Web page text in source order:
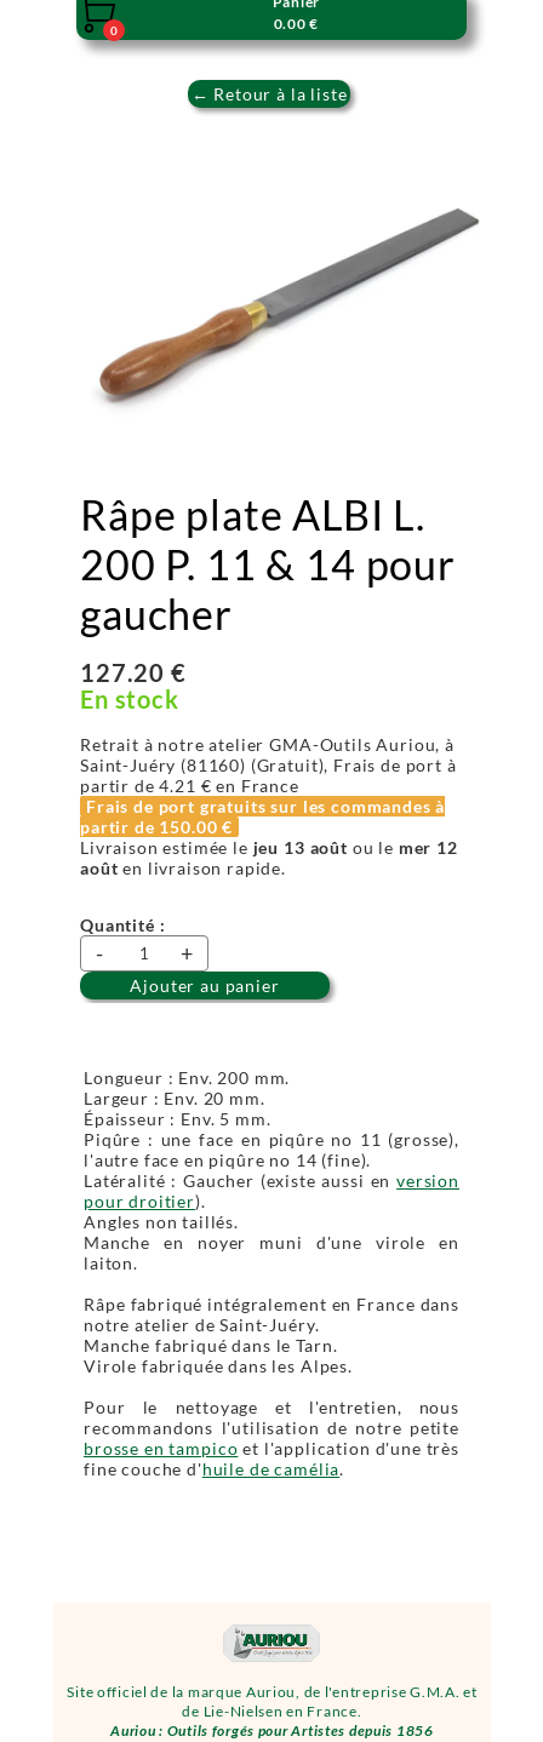
Site officiel de la marque Auriou, de l'entreprise G.M.A. et
de Lie-Nielsen en France.
Auriou : Outils forgés pour Artistes depuis 1856

0
0.00 €
← Retour à la liste
Râpe plate ALBI L.
200 P. 11 & 14 pour
gaucher
127.20 €
En stock
Retrait à notre atelier GMA-Outils Auriou, à
Saint-Juéry (81160) (Gratuit), Frais de port à
partir de4.21 € en France
Frais de port gratuits sur les commandes à
partir de 150.00 €
Livraison estimée le jeu 13 août ou le mer 12
août en livraison rapide.
Quantité :
- +
Ajouter au panier
Longueur : Env. 200 mm.
Largeur : Env. 20 mm.
Épaisseur : Env. 5 mm.
Piqûre : une face en piqûre no 11 (grosse),
l'autre face en piqûre no 14 (fine).
Latéralité : Gaucher (existe aussi enversion
pour droitier).
Angles non taillés.
Manche en noyer muni d'une virole en
laiton.
Râpe fabriqué intégralement en France dans
notre atelier de Saint-Juéry.
Manche fabriqué dans le Tarn.
Virole fabriquée dans les Alpes.
Pour le nettoyage et l'entretien, nous
recommandons l'utilisation de notre petite
brosse en tampico et l'application d'une très
fine couche d'huile de camélia.